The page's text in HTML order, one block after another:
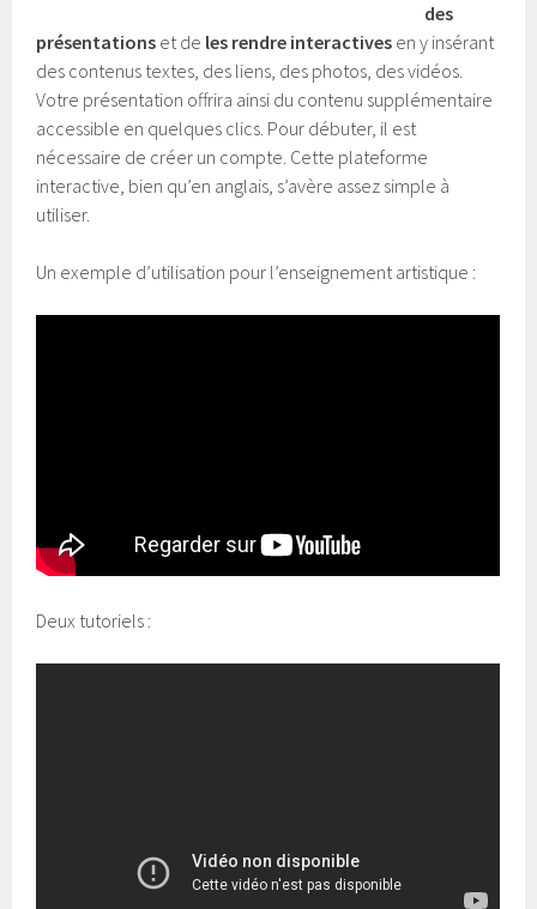
des
présentations et de les rendre interactives en y insérant
des contenus textes, des liens, des photos, des vidéos.
Votre présentation offrira ainsi du contenu supplémentaire
accessible en quelques clics. Pour débuter, il est
nécessaire de créer un compte. Cette plateforme
interactive, bien qu’en anglais, s’avère assez simple à
utiliser.
Un exemple d’utilisation pour l’enseignement artistique :
Deux tutoriels :